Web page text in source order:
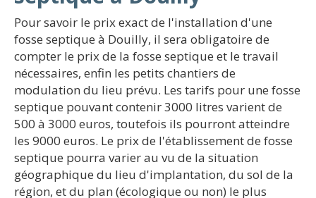
Pour savoir le prix exact de l'installation d'une
fosse septique à Douilly, il sera obligatoire de
compter le prix de la fosse septique et le travail
nécessaires, enfin les petits chantiers de
modulation du lieu prévu. Les tarifs pour une fosse
septique pouvant contenir 3000 litres varient de
500 à 3000 euros, toutefois ils pourront atteindre
les 9000 euros. Le prix de l'établissement de fosse
septique pourra varier au vu de la situation
géographique du lieu d'implantation, du sol de la
région, et du plan (écologique ou non) le plus